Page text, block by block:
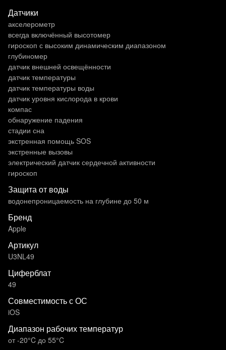
Датчики
акселерометр
всегда включённый высотомер
гироскоп с высоким динамическим диапазоном
глубиномер
датчик внешней освещённости
датчик температуры
датчик температуры воды
датчик уровня кислорода в крови
компас
обнаружение падения
стадии сна
экстренная помощь SOS
экстренные вызовы
электрический датчик сердечной активности
гироскоп
Защита от воды
водонепроницаемость на глубине до 50 м
Бренд
Apple
Артикул
U3NL49
Циферблат
49
Совместимость с ОС
iOS
Диапазон рабочих температур
от -20°C до 55°C